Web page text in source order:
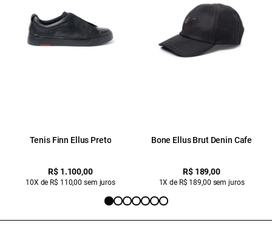
Tenis Finn Ellus Preto
R$ 1.100,00
10X de R$ 110,00 sem juros
Bone Ellus Brut Denin Cafe
R$ 189,00
1X de R$ 189,00 sem juros